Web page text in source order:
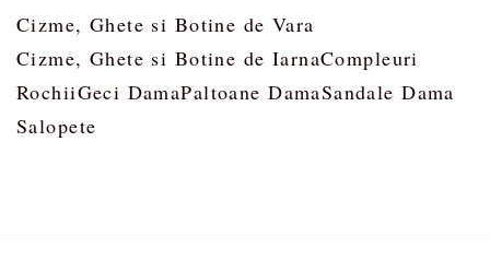
Cizme, Ghete si Botine de Vara
Cizme, Ghete si Botine de IarnaCompleuri
RochiiGeci DamaPaltoane DamaSandale Dama
Salopete